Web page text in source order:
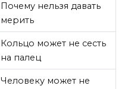
Почему нельзя давать
мерить
Кольцо может не сесть
на палец
Человеку может не